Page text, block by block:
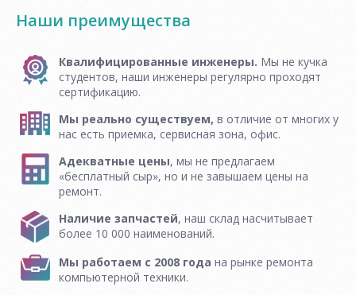
Наши преимущества
Квалифицированные инженеры. Мы не кучка
студентов, наши инженеры регулярно проходят
сертификацию.
Мы реально существуем, в отличие от многих у
нас есть приемка, сервисная зона, офис.
Адекватные цены, мы не предлагаем
«бесплатный сыр», но и не завышаем цены на
ремонт.
Наличие запчастей, наш склад насчитывает
более 10 000 наименований.
Мы работаем с 2008 года на рынке ремонта
компьютерной техники.